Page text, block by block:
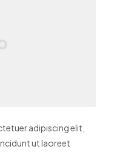
adipiscing elit,
ut laoreet